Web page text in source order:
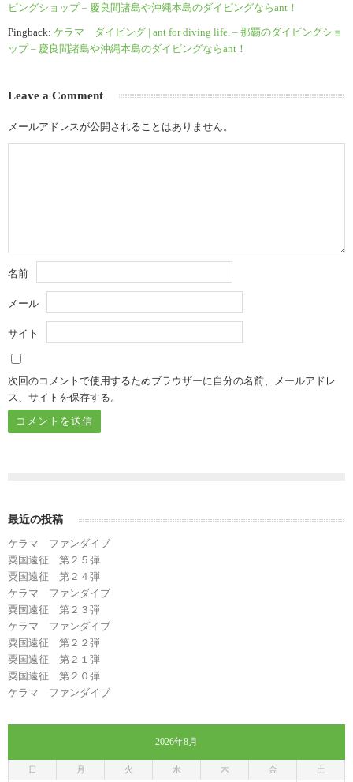
ビングショップ – 慶良間諸島や沖縄本島のダイビングならant！
Pingback: ケラマ ダイビング | ant for diving life. – 那覇のダイビングショ
ップ – 慶良間諸島や沖縄本島のダイビングならant！
Leave a Comment
メールアドレスが公開されることはありません。
名前
メール
サイト
次回のコメントで使用するためブラウザーに自分の名前、メールアドレ
ス、サイトを保存する。
最近の投稿
ケラマ ファンダイブ
粟国遠征 第２５弾
粟国遠征 第２４弾
ケラマ ファンダイブ
粟国遠征 第２３弾
ケラマ ファンダイブ
粟国遠征 第２２弾
粟国遠征 第２１弾
粟国遠征 第２０弾
ケラマ ファンダイブ
2026年8月
日 月 火 水 木 金 土